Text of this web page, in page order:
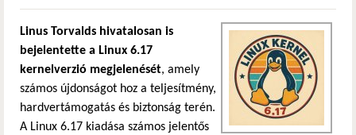
Linus Torvalds hivatalosan is
bejelentette a Linux 6.17
kernelverzió megjelenését, amely
számos újdonságot hoz a teljesítmény,
hardvertámogatás és biztonság terén.
A Linux 6.17 kiadása számos jelentős